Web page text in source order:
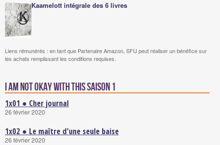
Kaamelott intégrale des 6 livres
Liens rémunérés : en tant que Partenaire Amazon, SFU peut réaliser un bénéfice sur
les achats remplissant les conditions requises.
I Am Not Okay with This saison 1
1x01 ● Cher journal
26 février 2020
1x02 ● Le maître d'une seule baise
26 février 2020